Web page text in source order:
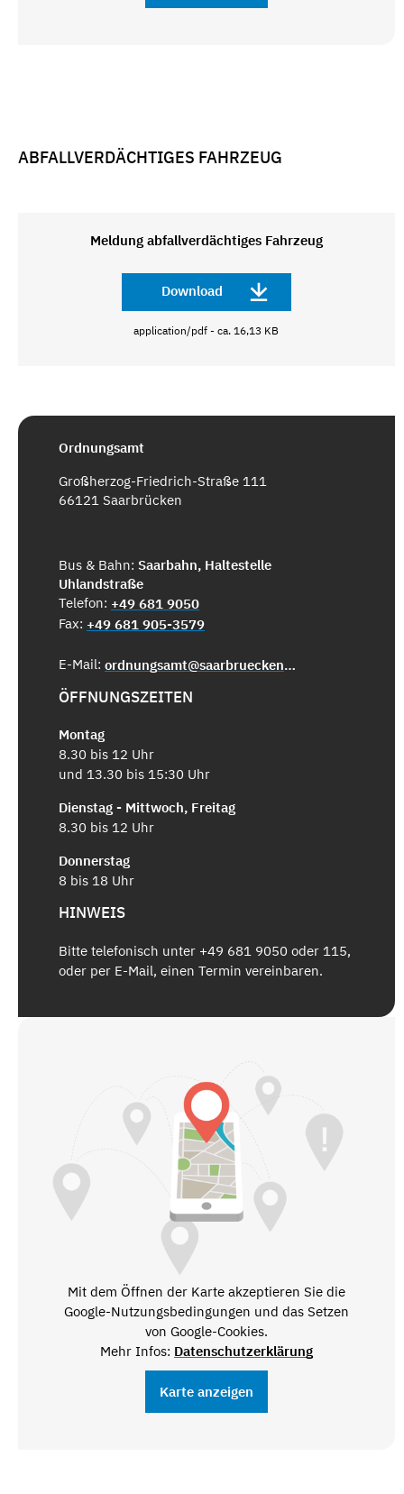
ABFALLVERDÄCHTIGES FAHRZEUG
Meldung abfallverdächtiges Fahrzeug
Download
application/pdf - ca. 16,13 KB
Ordnungsamt
Großherzog-Friedrich-Straße 111
66121 Saarbrücken
Bus & Bahn: Saarbahn, Haltestelle
Uhlandstraße
Telefon: +49 681 9050
Fax: +49 681 905-3579
E-Mail: ordnungsamt@saarbruecken.de
ÖFFNUNGSZEITEN
Montag
8.30 bis 12 Uhr
und 13.30 bis 15:30 Uhr
Dienstag - Mittwoch, Freitag
8.30 bis 12 Uhr
Donnerstag
8 bis 18 Uhr
HINWEIS
Bitte telefonisch unter +49 681 9050 oder 115,
oder per E-Mail, einen Termin vereinbaren.
Mit dem Öffnen der Karte akzeptieren Sie die
Google-Nutzungsbedingungen und das Setzen
von Google-Cookies.
Mehr Infos: Datenschutzerklärung
Karte anzeigen